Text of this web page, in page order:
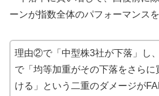
ーンが指数全体のパフォーマンス
理由②で「中型株3社が下落」
で「均等加重がその下落をさらに
ける」という二重のダメージが